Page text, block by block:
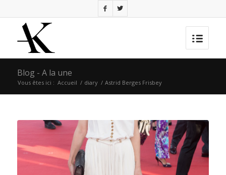
Blog - A la une
Vous êtes ici : Accueil / diary / Astrid Berges Frisbey